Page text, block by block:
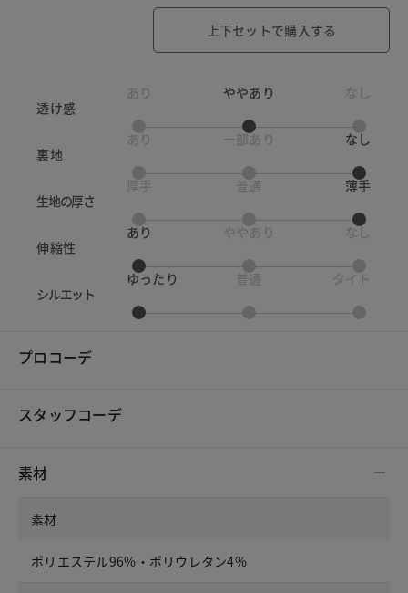
上下セットで購入する
透け感
あり ややあり なし
裏地
あり 一部あり なし
生地の厚さ
厚手 普通 薄手
伸縮性
あり ややあり なし
シルエット
ゆったり 普通 タイト
プロコーデ
スタッフコーデ
素材
素材
ポリエステル96%・ポリウレタン4%